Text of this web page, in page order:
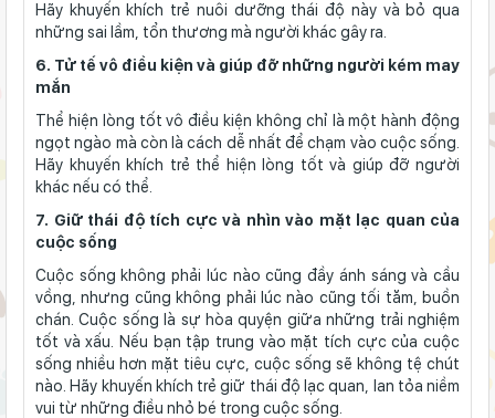
Hãy khuyến khích trẻ nuôi dưỡng thái độ này và bỏ qua
những sai lầm, tổn thương mà người khác gây ra.
6. Tử tế vô điều kiện và giúp đỡ những người kém may
mắn
Thể hiện lòng tốt vô điều kiện không chỉ là một hành động
ngọt ngào mà còn là cách dễ nhất để chạm vào cuộc sống.
Hãy khuyến khích trẻ thể hiện lòng tốt và giúp đỡ người
khác nếu có thể.
7. Giữ thái độ tích cực và nhìn vào mặt lạc quan của
cuộc sống
Cuộc sống không phải lúc nào cũng đầy ánh sáng và cầu
vồng, nhưng cũng không phải lúc nào cũng tối tăm, buồn
chán. Cuộc sống là sự hòa quyện giữa những trải nghiệm
tốt và xấu. Nếu bạn tập trung vào mặt tích cực của cuộc
sống nhiều hơn mặt tiêu cực, cuộc sống sẽ không tệ chút
nào. Hãy khuyến khích trẻ giữ thái độ lạc quan, lan tỏa niềm
vui từ những điều nhỏ bé trong cuộc sống.